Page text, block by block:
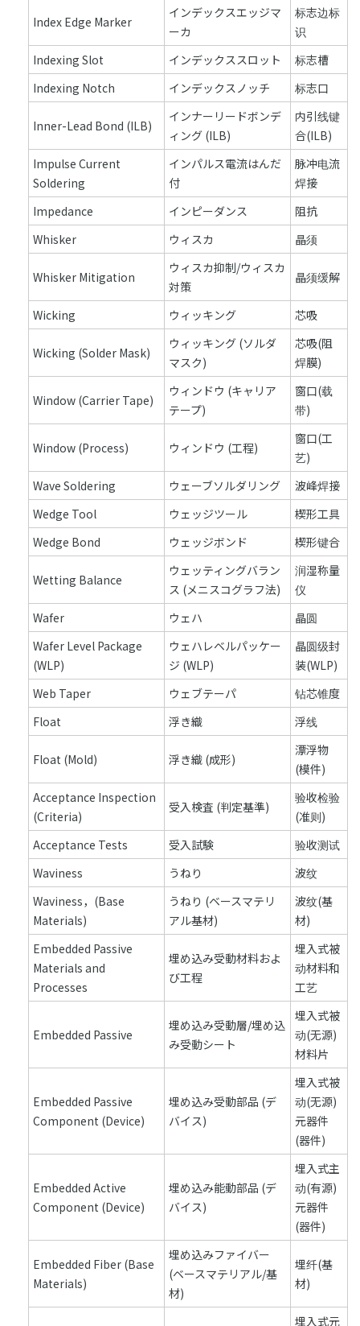
Index Edge Marker
インデックスエッジマ
ーカ
标志边标
识
Indexing Slot
インデックススロット
标志槽
Indexing Notch
インデックスノッチ 标志口
Inner-Lead Bond (ILB)
インナーリードボンデ
ィング (ILB)
内引线键
合(ILB)
Impulse Current
Soldering
インパルス電流はんだ
付
脉冲电流
焊接
Impedance
インピーダンス
阻抗
Whisker
ウィスカ 晶须
Whisker Mitigation
ウィスカ抑制/ウィスカ
対策
晶须缓解
Wicking ウィッキング 芯吸
Wicking (Solder Mask)
ウィッキング (ソルダ
マスク)
芯吸(阻
焊膜)
Window (Carrier Tape)
ウィンドウ (キャリア
テープ)
窗口(载
带)
Window (Process) ウィンドウ (工程)
窗口(工
艺)
Wave Soldering
ウェーブソルダリング
波峰焊接
Wedge Tool
ウェッジツール
楔形工具
Wedge Bond
ウェッジボンド 楔形键合
Wetting Balance
ウェッティングバラン
ス (メニスコグラフ法)
润湿称量
仪
Wafer
ウェハ
晶圆
Wafer Level Package
(WLP)
ウェハレベルパッケー
ジ (WLP)
晶圆级封
装(WLP)
Web Taper
ウェブテーパ
钻芯锥度
Float
浮き織 浮线
Float (Mold) 浮き織 (成形)
漂浮物
(模件)
Acceptance Inspection
(Criteria)
受入検査 (判定基準)
验收检验
(准则)
Acceptance Tests
受入試験
验收测试
Waviness
うねり
波纹
Waviness，(Base
Materials)
うねり (ベースマテリ
アル基材)
波纹(基
材)
Embedded Passive
Materials and
Processes
埋め込み受動材料およ
び工程
埋入式被
动材料和
工艺
Embedded Passive
埋め込み受動層/埋め込
み受動シート
埋入式被
动(无源)
材料片
Embedded Passive
Component (Device)
埋め込み受動部品 (デ
バイス)
埋入式被
动(无源)
元器件
(器件)
Embedded Active
Component (Device)
埋め込み能動部品 (デ
バイス)
埋入式主
动(有源)
元器件
(器件)
Embedded Fiber (Base
Materials)
埋め込みファイバー
(ベースマテリアル/基
材)
埋纤(基
材)
埋入式元